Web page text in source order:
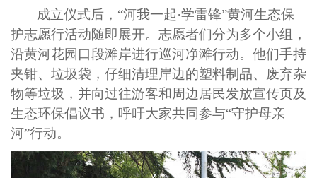
成立仪式后， “河我一起·学雷锋”黄河生态保
护志愿行活动随即展开。志愿者们分为多个小组，
沿黄河花园口段滩岸进行巡河净滩行动。他们手持
夹钳、垃圾袋，仔细清理岸边的塑料制品、废弃杂
物等垃圾，并向过往游客和周边居民发放宣传页及
生态环保倡议书，呼吁大家共同参与“守护母亲
河”行动。